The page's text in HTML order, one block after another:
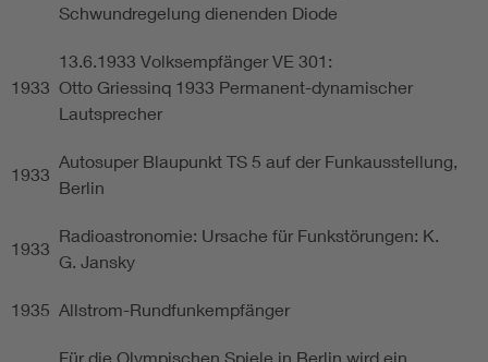
Schwundregelung dienenden Diode
1933
13.6.1933 Volksempfänger VE 301:
Otto Griessinq 1933 Permanent-dynamischer
Lautsprecher
1933
Autosuper Blaupunkt TS 5 auf der Funkausstellung,
Berlin
1933
Radioastronomie: Ursache für Funkstörungen: K.
G. Jansky
1935 Allstrom-Rundfunkempfänger
Für die Olympischen Spiele in Berlin wird ein